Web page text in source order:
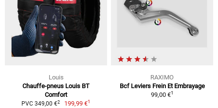
Louis
Chauffe-pneus Louis BT
Comfort
PVC 349,00 €2 199,99 €1
RAXIMO
Bcf Leviers Frein Et Embrayage
99,00 €1